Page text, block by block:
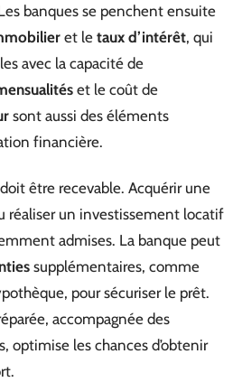
banques se penchent ensuite
et le taux d’intérêt, qui
avec la capacité de
et le coût de
sont aussi des éléments
financière.
être recevable. Acquérir une
réaliser un investissement locatif
admises. La banque peut
supplémentaires, comme
pour sécuriser le prêt.
accompagnée des
optimise les chances d’obtenir